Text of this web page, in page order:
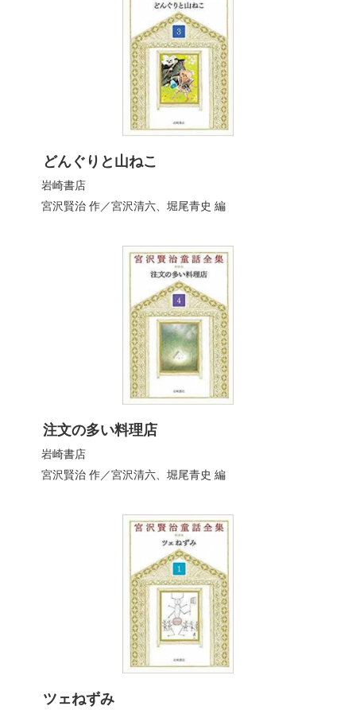
どんぐりと山ねこ
岩崎書店
宮沢賢治作／宮沢清六、 堀尾青史 編
注文の多い料理店
岩崎書店
宮沢賢治作／宮沢清六、 堀尾青史 編
ツェねずみ